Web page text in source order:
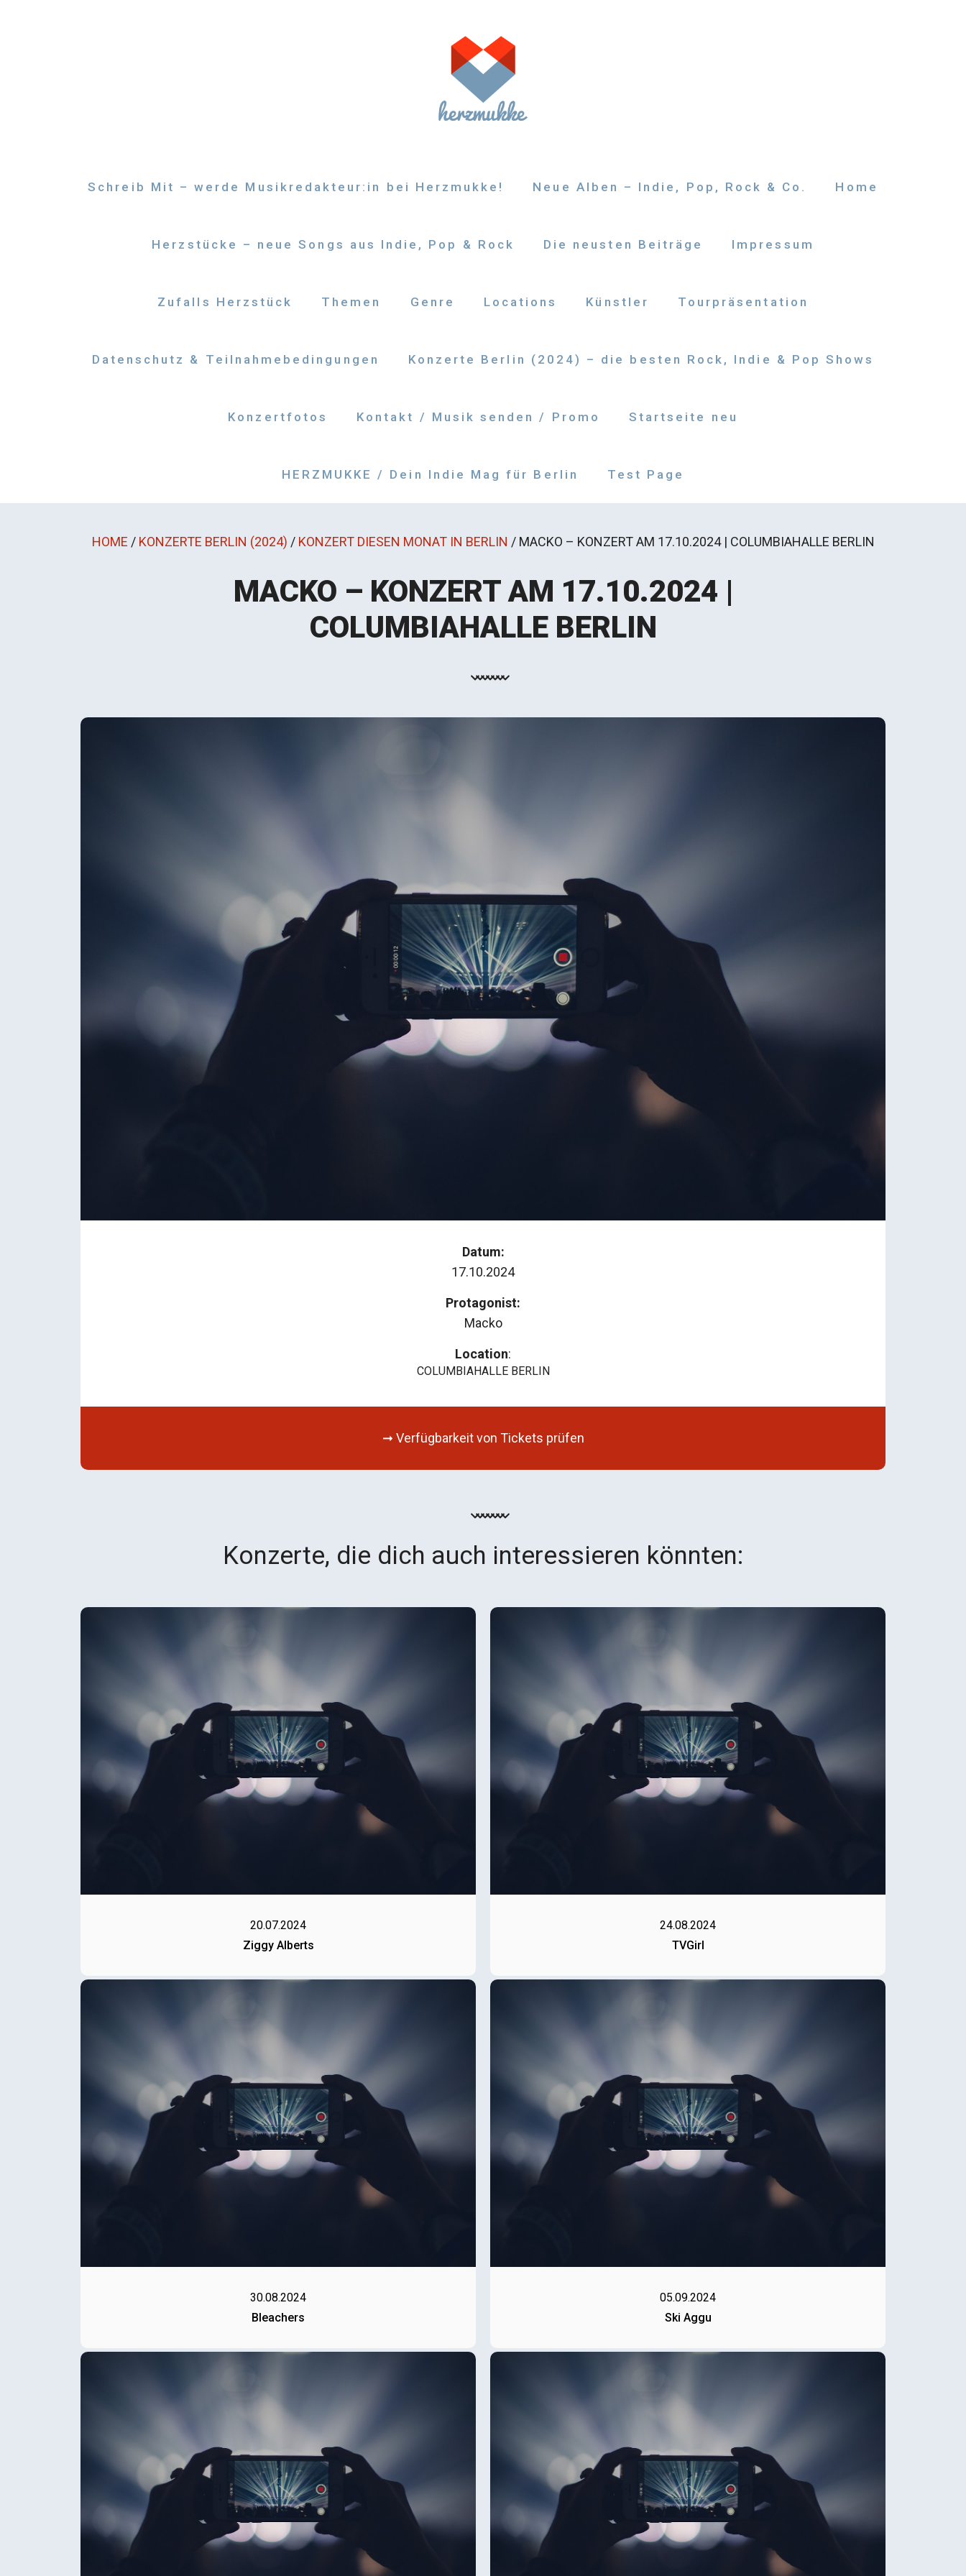
Schreib Mit – werde Musikredakteur:in bei Herzmukke! Neue Alben – Indie, Pop, Rock & Co. Home
Herzstücke – neue Songs aus Indie, Pop & Rock Die neusten Beiträge Impressum
Zufalls Herzstück Themen Genre Locations Künstler Tourpräsentation
Datenschutz & Teilnahmebedingungen Konzerte Berlin (2024) – die besten Rock, Indie & Pop Shows
Konzertfotos Kontakt / Musik senden / Promo Startseite neu
HERZMUKKE / Dein Indie Mag für Berlin Test Page
HOME / KONZERTE BERLIN (2024) / KONZERT DIESEN MONAT IN BERLIN /MACKO – KONZERT AM 17.10.2024 | COLUMBIAHALLE BERLIN
MACKO – KONZERT AM 17.10.2024 |
COLUMBIAHALLE BERLIN
Datum:
17.10.2024
Protagonist:
Macko
Location:
COLUMBIAHALLE BERLIN
➞ Verfügbarkeit von Tickets prüfen
Konzerte, die dich auch interessieren könnten:
20.07.2024
Ziggy Alberts
24.08.2024
TVGirl
30.08.2024
Bleachers
05.09.2024
Ski Aggu